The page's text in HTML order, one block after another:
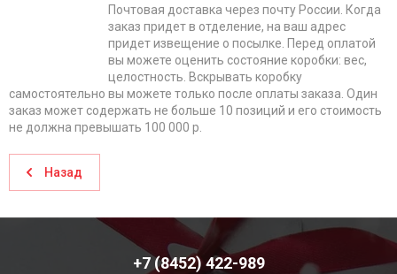
Почтовая доставка через почту России. Когда
заказ придет в отделение, на ваш адрес
придет извещение о посылке. Перед оплатой
вы можете оценить состояние коробки: вес,
целостность. Вскрывать коробку
самостоятельно вы можете только после оплаты заказа. Один
заказ может содержать не больше 10 позиций и его стоимость
не должна превышать 100 000 р.
Назад
+7 (8452) 422-989